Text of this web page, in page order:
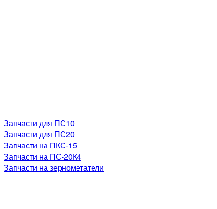
Запчасти для ПС10
Запчасти для ПС20
Запчасти на ПКС-15
Запчасти на ПС-20К4
Запчасти на зернометатели